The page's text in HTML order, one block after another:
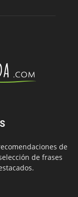
de
de frases